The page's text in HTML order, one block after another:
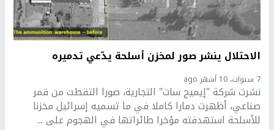
الاحتلال ينشر صور لمخزن أسلحة يدّعي تدميره
7 سنوات، 10 أشهر ago
نشرت شركة "إيميج سات" التجارية، صورا التقطت من قمر
صناعي، أظهرت دمارا كاملا في ما تسميه إسرائيل مخزنا
للأسلحة استهدفته مؤخرا طائراتها في الهجوم على ...